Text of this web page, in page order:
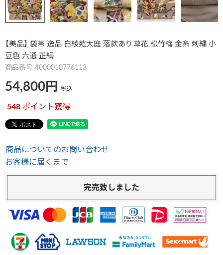
【美品】 袋帯 逸品 白綾苑大庭 落款あり 草花 松竹梅 金糸 刺繍 小
豆色 六通 正絹
商品番号 4000010776113
54,800 税込
548 ポイント獲得
商品についてのお問い合わせ
お客様に届くまで
完売致しました